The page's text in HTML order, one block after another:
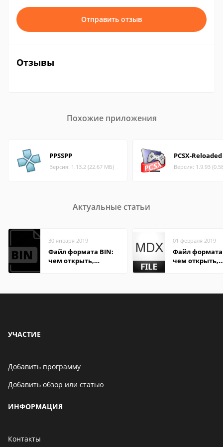
Отправить отзыв
Отзывы
Похожие приложения
PPSSPP
Версия: 1.13.2 (22.67 МБ)
PCSX-Reloaded
Версия: 1.9.93
Актуальные статьи
30 января 2019
Файл формата BIN:
чем открыть,
01 февраля 2019
Файл формата
чем открыть,
УЧАСТИЕ
Добавить программу
Добавить обзор или статью
ИНФОРМАЦИЯ
Контакты